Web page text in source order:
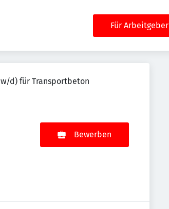
Für Arbeitgeber
d) für Transportbeton
Bewerben